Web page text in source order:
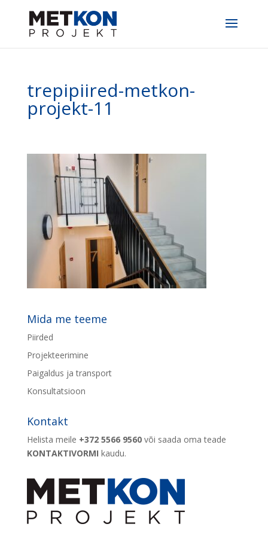
trepipiired-metkon-
projekt-11
Mida me teeme
Piirded
Projekteerimine
Paigaldus ja transport
Konsultatsioon
Kontakt
Helista meile +372 5566 9560või saada oma teade
KONTAKTIVORMI kaudu.